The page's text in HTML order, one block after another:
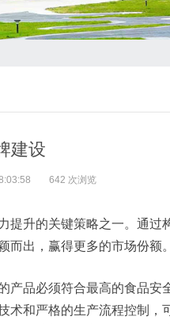
建设
642 次浏览
提升的关键策略之一。通过
出，赢得更多的市场份额。
产品必须符合最高的食品安
术和严格的生产流程控制，